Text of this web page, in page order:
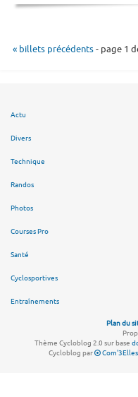
« billets précédents- page 1
Actu
Divers
Technique
Randos
Photos
Courses Pro
Santé
Cyclosportives
Entraînements
Plan du
Thème Cycloblog 2.0 sur base
Cycloblog par
Com'3Elles